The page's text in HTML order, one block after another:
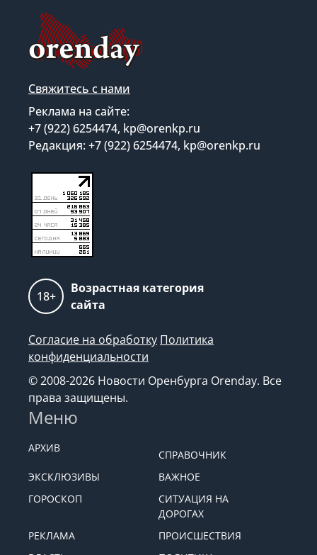
Свяжитесь с нами
Реклама на сайте:
+7 (922) 6254474, kp@orenkp.ru
Редакция: +7 (922) 6254474, kp@orenkp.ru
18+
Возрастная категория
сайта
Согласие на обработку Политика
конфиденциальности
© 2008-2026 Новости Оренбурга Orenday. Все
права защищены.
Меню
АРХИВ
СПРАВОЧНИК
ЭКСКЛЮЗИВЫ
ВАЖНОЕ
ГОРОСКОП
СИТУАЦИЯ НА
ДОРОГАХ
РЕКЛАМА
ПРОИСШЕСТВИЯ